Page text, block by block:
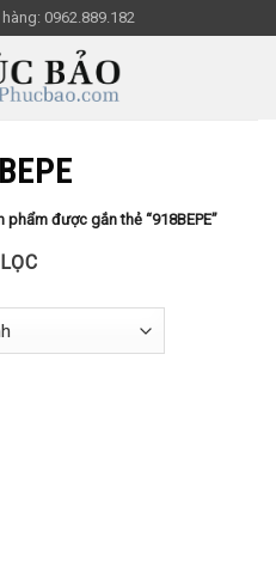
0962.889.182
phẩm được gắn thẻ “918BEPE”
LỌC